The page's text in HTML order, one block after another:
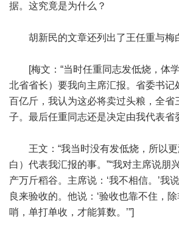
据。这究竟是为什么？
胡新民的文章还列出了王任重与梅
[梅文：“当时任重同志发低烧，体学
北省省长）要我向主席汇报。省委书记
百亿斤，我认为这必将卖过头粮，全省
子。最后任重同志还是决定由我代表省
王文：“我当时没有发低烧，所以更
白）代表我汇报的事。”“我对主席说朋
产万斤稻谷。主席说：‘我不相信。’我
良来验收的。他说：‘验收也靠不住，
哨，单打单收，才能算数。’”]